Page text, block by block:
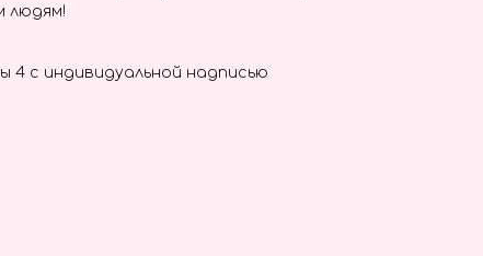
людям!
4 с индивидуальной надписью